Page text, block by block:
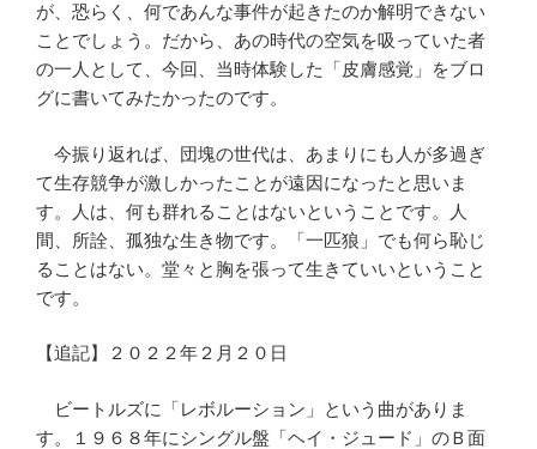
が、恐らく、何であんな事件が起きたのか解明できない
ことでしょう。だから、あの時代の空気を吸っていた者
の一人として、今回、当時体験した「皮膚感覚」をブロ
グに書いてみたかったのです。
今振り返れば、団塊の世代は、あまりにも人が多過ぎ
て生存競争が激しかったことが遠因になったと思いま
す。人は、何も群れることはないということです。人
間、所詮、孤独な生き物です。「一匹狼」でも何ら恥じ
ることはない。堂々と胸を張って生きていいということ
です。
【追記】２０２２年２月２０日
ビートルズに「レボルーション」という曲がありま
す。１９６８年にシングル盤「ヘイ・ジュード」のＢ面